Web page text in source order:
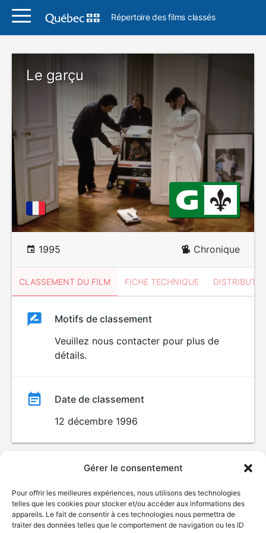
Gérer le consentement
Pour offrir les meilleures expériences, nous utilisons des technologies
telles que les cookies pour stocker et/ou accéder aux informations des
appareils. Le fait de consentir à ces technologies nous permettra de
traiter des données telles que le comportement de navigation ou les ID
Répertoire des films classés
Le garçu
1995 Chronique
CLASSEMENT DU FILM FICHE TECHNIQUE
ClassementClassement
Motifs de classement
Veuillez nous contacter pour plus de
détails.
Date de classement
12 décembre 1996